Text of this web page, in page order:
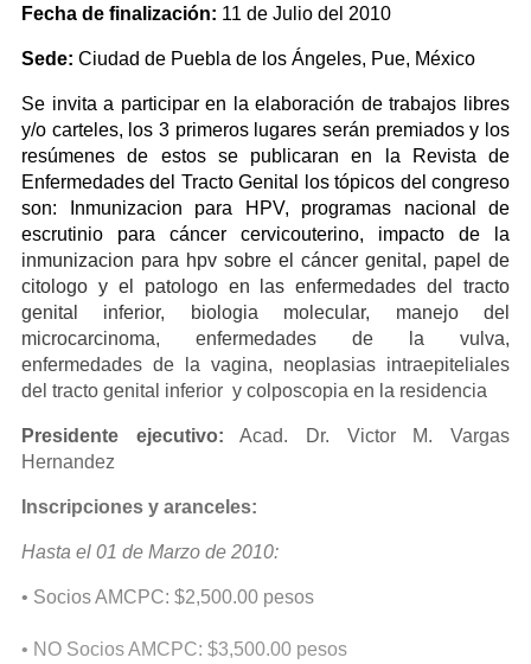
Fecha de finalización: 11 de Julio del 2010
Sede: Ciudad de Puebla de los Ángeles, Pue, México
Se invita a participar en la elaboración de trabajos libres
y/o carteles, los 3 primeros lugares serán premiados y los
resúmenes de estos se publicaran en la Revista de
Enfermedades del Tracto Genital los tópicos del congreso
son: Inmunizacion para HPV, programas nacional de
escrutinio para cáncer cervicouterino, impacto de la
inmunizacion para hpv sobre el cáncer genital, papel de
citologo y el patologo en las enfermedades del tracto
genital inferior, biologia molecular, manejo del
microcarcinoma, enfermedades de la vulva,
enfermedades de la vagina, neoplasias intraepiteliales
del tracto genital inferior y colposcopia en la residencia
Presidente ejecutivo: Acad. Dr. Victor M. Vargas
Hernandez
Inscripciones y aranceles:
Hasta el 01 de Marzo de 2010:
• Socios AMCPC: $2,500.00 pesos
• NO Socios AMCPC: $3,500.00 pesos